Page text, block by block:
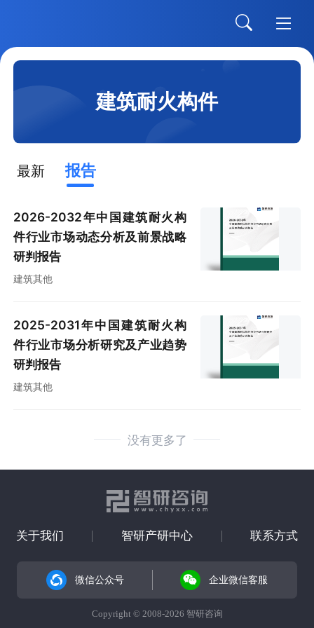
建筑耐火构件
最新 报告
2026-2032年中国建筑耐火构
件行业市场动态分析及前景战略
研判报告
建筑其他
2025-2031年中国建筑耐火构
件行业市场分析研究及产业趋势
研判报告
建筑其他
没有更多了
关于我们 智研产研中心 联系方式
微信公众号 企业微信客服
Copyright © 2008-2026 智研咨询